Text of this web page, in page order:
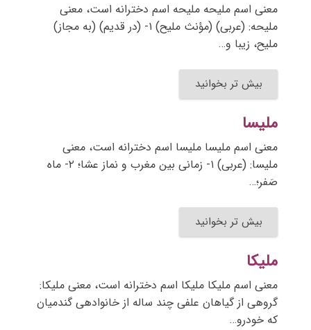
معنی اسم ملیحه ملیحه اسم دخترانه است، معنی
ملیحه: (عربی) (مؤنث ملیح) ۱- (در قدیم) (به مجاز)
ملیح، زیبا و…
بیش تر بخوانید
ملیسا
معنی اسم ملیسا ملیسا اسم دخترانه است، معنی
ملیسا: (عربی) ۱- زمانی بین مغرب و نماز عشا؛ ۲- ماه
صَفر؛…
بیش تر بخوانید
ملیکا
معنی اسم ملیکا ملیکا اسم دخترانه است، معنی ملیکا:
گروهی از گیاهان علفی چند ساله از خانوادهی گندمیان
که خودرو…